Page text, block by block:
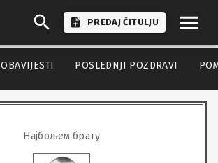
PREDAJ ČITULJU
OBAVIJESTI POSLEDNJI POZDRAVI
Најбољем брату